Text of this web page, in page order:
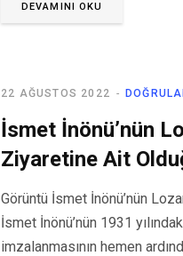
DEVAMINI OKU
22 AĞUSTOS 2022
İsmet İnönü’nün
Ziyaretine Ait
Görüntü İsmet İnönü’nün
İsmet İnönü’nün 1931
imzalanmasının hemen